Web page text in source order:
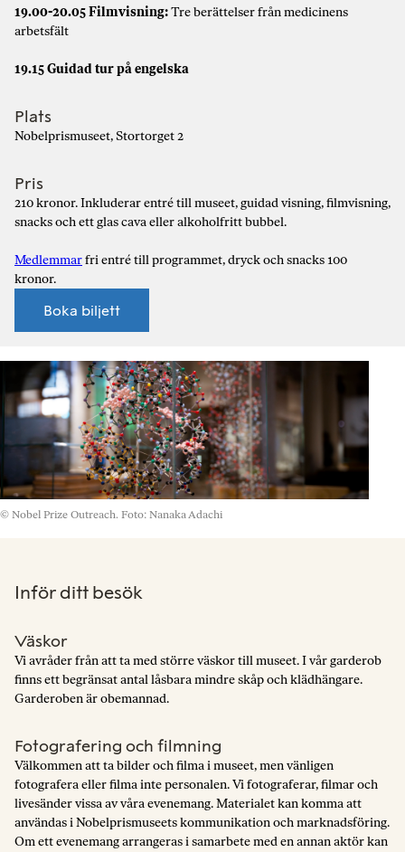
19.00-20.05 Filmvisning:Tre berättelser från medicinens
arbetsfält
19.15 Guidad tur på engelska
Plats
Nobelprismuseet, Stortorget 2
Pris
210 kronor. Inkluderar entré till museet, guidad visning, filmvisning,
snacks och ett glas cava eller alkoholfritt bubbel.
Medlemmarfri entré till programmet, dryck och snacks 100
kronor.
Boka biljett
© Nobel Prize Outreach. Foto: Nanaka Adachi
Inför ditt besök
Väskor
Vi avråder från att ta med större väskor till museet. I vår garderob
finns ett begränsat antal låsbara mindre skåp och klädhängare.
Garderoben är obemannad.
Fotografering och filmning
Välkommen att ta bilder och filma i museet, men vänligen
fotografera eller filma inte personalen. Vi fotograferar, filmar och
livesänder vissa av våra evenemang. Materialet kan komma att
användas i Nobelprismuseets kommunikation och marknadsföring.
Om ett evenemang arrangeras i samarbete med en annan aktör kan